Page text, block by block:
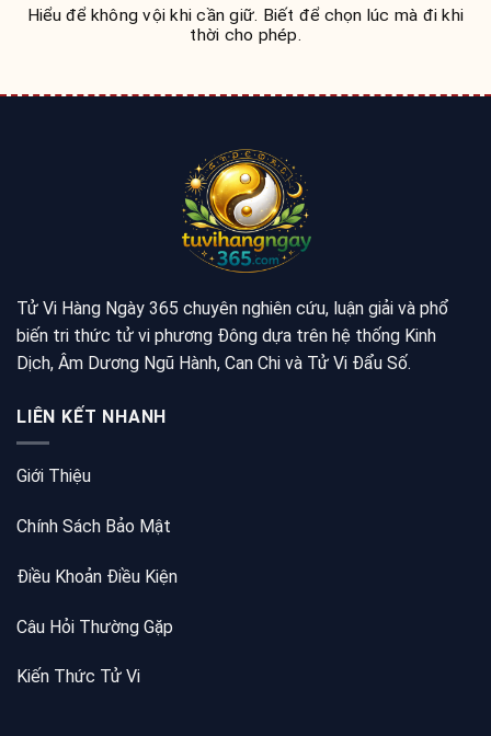
Hiểu để không vội khi cần giữ. Biết để chọn lúc mà đi khi
thời cho phép.
Tử Vi Hàng Ngày 365 chuyên nghiên cứu, luận giải và phổ
biến tri thức tử vi phương Đông dựa trên hệ thống Kinh
Dịch, Âm Dương Ngũ Hành, Can Chi và Tử Vi Đẩu Số.
LIÊN KẾT NHANH
Giới Thiệu
Chính Sách Bảo Mật
Điều Khoản Điều Kiện
Câu Hỏi Thường Gặp
Kiến Thức Tử Vi